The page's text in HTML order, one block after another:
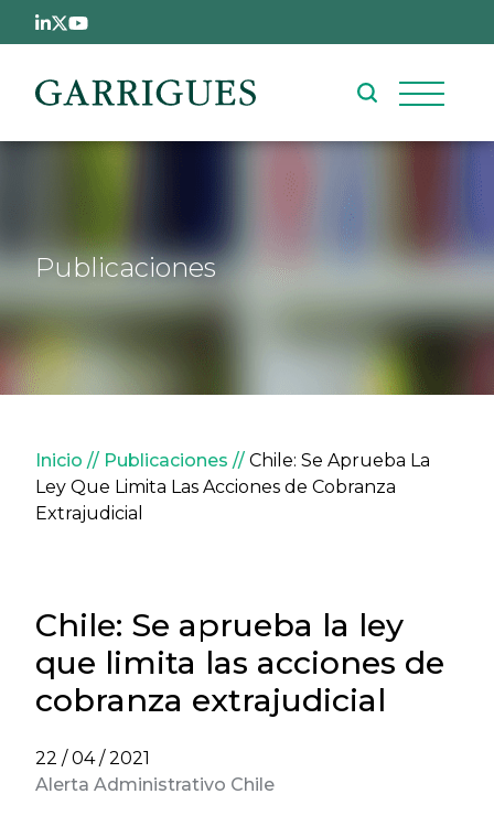
Pasar al contenido principal
Publicaciones
Sobrescribir enlaces de
Inicio Publicaciones
Chile: Se Aprueba La
Ley Que Limita Las Acciones de Cobranza
Extrajudicial
Chile: Se aprueba la ley
que limita las acciones de
cobranza extrajudicial
22 / 04 / 2021
Alerta Administrativo Chile